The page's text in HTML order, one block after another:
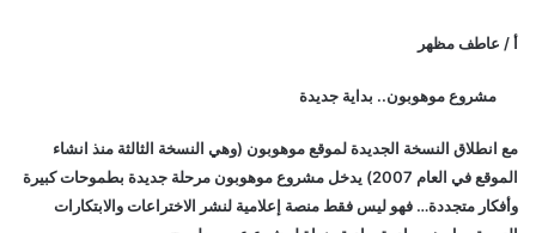
أ / عاطف مظهر
مشروع موهوبون.. بداية جديدة
مع انطلاق النسخة الجديدة لموقع موهوبون (وهي النسخة الثالثة منذ انشاء
الموقع في العام 2007) يدخل مشروع موهوبون مرحلة جديدة بطموحات كبيرة
وأفكار متجددة… فهو ليس فقط منصة إعلامية لنشر الاختراعات والابتكارات